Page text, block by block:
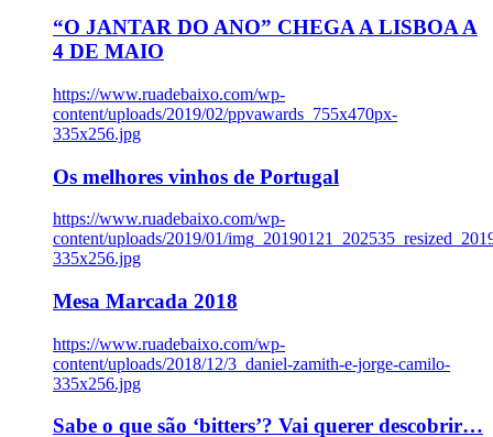
“O JANTAR DO ANO” CHEGA A LISBOA A
4 DE MAIO
https://www.ruadebaixo.com/wp-
content/uploads/2019/02/ppvawards_755x470px-
335x256.jpg
Os melhores vinhos de Portugal
https://www.ruadebaixo.com/wp-
content/uploads/2019/01/
335x256.jpg
Mesa Marcada 2018
https://www.ruadebaixo.com/wp-
content/uploads/2018/12/3_daniel-zamith-e-jorge-camilo-
335x256.jpg
Sabe o que são ‘bitters’? Vai querer descobrir…